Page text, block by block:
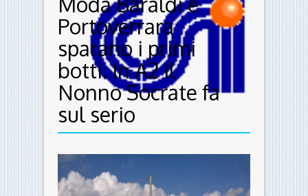
Portoverrara
sparano i primi
botti. In A2 il
Nonno Socrate fa
sul serio